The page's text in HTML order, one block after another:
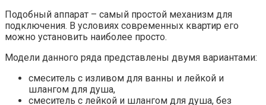
Подобный аппарат – самый простой механизм для
подключения. В условиях современных квартир его
можно установить наиболее просто.
Модели данного ряда представлены двумя вариантами:
смеситель с изливом для ванны и лейкой и
шлангом для душа,
смеситель с лейкой и шлангом для душа, без